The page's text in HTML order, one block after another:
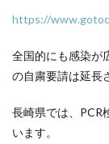
https://
全国的にも感染が
の自粛要請は延長
長崎県では、PCR
います。